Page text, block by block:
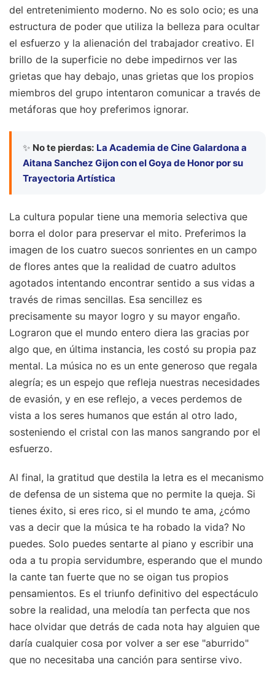
del entretenimiento moderno. No es solo ocio; es una
estructura de poder que utiliza la belleza para ocultar
el esfuerzo y la alienación del trabajador creativo. El
brillo de la superficie no debe impedirnos ver las
grietas que hay debajo, unas grietas que los propios
miembros del grupo intentaron comunicar a través de
metáforas que hoy preferimos ignorar.
✨ No te pierdas: La Academia de Cine Galardona a
Aitana Sanchez Gijon con el Goya de Honor por su
Trayectoria Artística
La cultura popular tiene una memoria selectiva que
borra el dolor para preservar el mito. Preferimos la
imagen de los cuatro suecos sonrientes en un campo
de flores antes que la realidad de cuatro adultos
agotados intentando encontrar sentido a sus vidas a
través de rimas sencillas. Esa sencillez es
precisamente su mayor logro y su mayor engaño.
Lograron que el mundo entero diera las gracias por
algo que, en última instancia, les costó su propia paz
mental. La música no es un ente generoso que regala
alegría; es un espejo que refleja nuestras necesidades
de evasión, y en ese reflejo, a veces perdemos de
vista a los seres humanos que están al otro lado,
sosteniendo el cristal con las manos sangrando por el
esfuerzo.
Al final, la gratitud que destila la letra es el mecanismo
de defensa de un sistema que no permite la queja. Si
tienes éxito, si eres rico, si el mundo te ama, ¿cómo
vas a decir que la música te ha robado la vida? No
puedes. Solo puedes sentarte al piano y escribir una
oda a tu propia servidumbre, esperando que el mundo
la cante tan fuerte que no se oigan tus propios
pensamientos. Es el triunfo definitivo del espectáculo
sobre la realidad, una melodía tan perfecta que nos
hace olvidar que detrás de cada nota hay alguien que
daría cualquier cosa por volver a ser ese "aburrido"
que no necesitaba una canción para sentirse vivo.